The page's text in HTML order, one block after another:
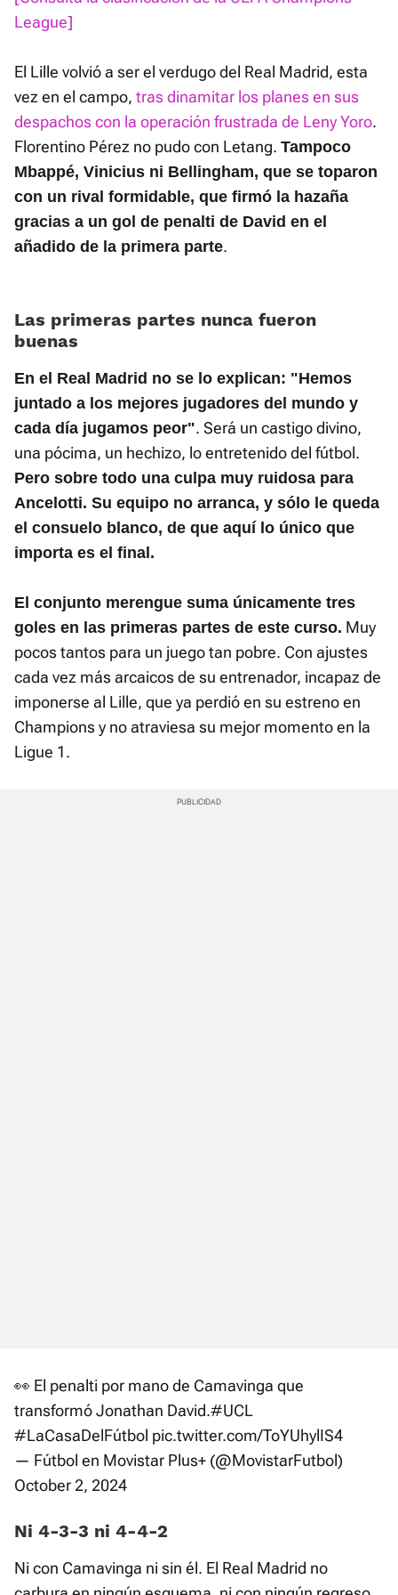
League]
El Lille volvió a ser el verdugo del Real Madrid, esta
vez en el campo, tras dinamitar los planes en sus
despachos con la operación frustrada de Leny Yoro.
Florentino Pérez no pudo con Letang. Tampoco
Mbappé, Vinicius ni Bellingham, que se toparon
con un rival formidable, que firmó la hazaña
gracias a un gol de penalti de David en el
añadido de la primera parte.
Las primeras partes nunca fueron
buenas
En el Real Madrid no se lo explican: "Hemos
juntado a los mejores jugadores del mundo y
cada día jugamos peor". Será un castigo divino,
una pócima, un hechizo, lo entretenido del fútbol.
Pero sobre todo una culpa muy ruidosa para
Ancelotti. Su equipo no arranca, y sólo le queda
el consuelo blanco, de que aquí lo único que
importa es el final.
El conjunto merengue suma únicamente tres
goles en las primeras partes de este curso. Muy
pocos tantos para un juego tan pobre. Con ajustes
cada vez más arcaicos de su entrenador, incapaz de
imponerse al Lille, que ya perdió en su estreno en
Champions y no atraviesa su mejor momento en la
Ligue 1.
👀 El penalti por mano de Camavinga que
transformó Jonathan David.#UCL
#LaCasaDelFútbol pic.twitter.com/ToYUhylIS4
— Fútbol en Movistar Plus+ (@MovistarFutbol)
October 2, 2024
Ni 4-3-3 ni 4-4-2
Ni con Camavinga ni sin él. El Real Madrid no